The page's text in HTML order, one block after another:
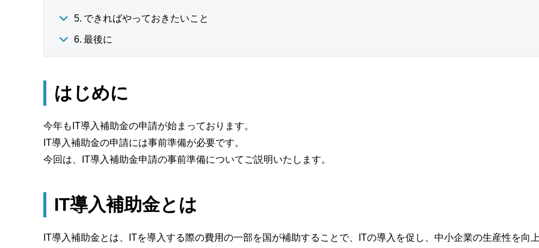
できればやっておきたいこと
最後に
はじめに
今年もIT導入補助金の申請が始まっております。
IT導入補助金の申請には事前準備が必要です。
今回は、IT導入補助金申請の事前準備についてご説明いたします。
IT導入補助金とは
IT導入補助金とは、ITを導入する際の費用の一部を国が補助することで、ITの導入を促し、中小企業の生産性を向